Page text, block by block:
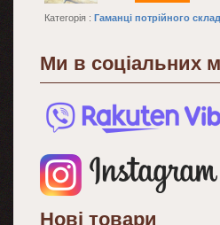
Категорія : Гаманці потрійного
Ми в соціальних
Нові товари